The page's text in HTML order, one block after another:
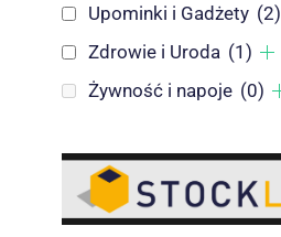
Upominki i Gadżety (2)
Zdrowie i Uroda (1)
Żywność i napoje (0)